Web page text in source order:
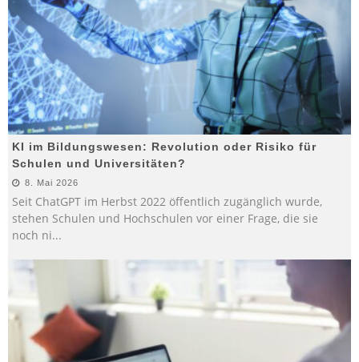
KI im Bildungswesen: Revolution oder Risiko für
Schulen und Universitäten?
8. Mai 2026
Seit ChatGPT im Herbst 2022 öffentlich zugänglich wurde,
stehen Schulen und Hochschulen vor einer Frage, die sie
noch ni...